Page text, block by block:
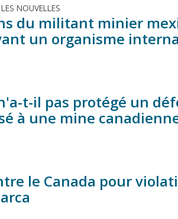
NOUVELLES
du militant minier
un organisme
t-il pas protégé un
à une mine
le Canada pour